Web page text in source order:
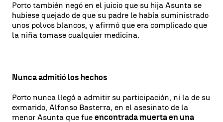
Porto también negó en el juicio que su hija Asunta se
hubiese quejado de que su padre le había suministrado
unos polvos blancos, y afirmó que era complicado que
la niña tomase cualquier medicina.
Nunca admitió los hechos
Porto nunca llegó a admitir su participación, ni la de su
exmarido, Alfonso Basterra, en el asesinato de la
menor Asunta que fue encontrada muerta en una